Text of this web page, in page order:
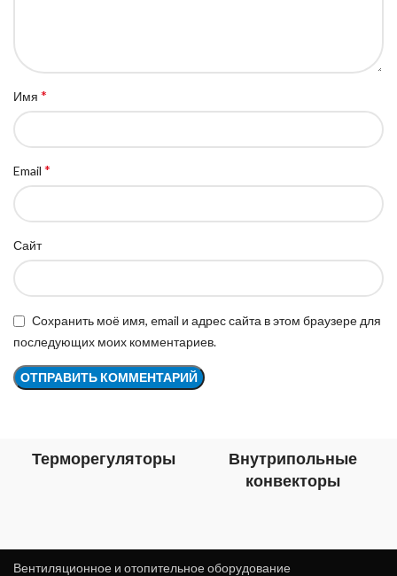
Имя *
Email *
Сайт
Сохранить моё имя, email и адрес сайта в этом браузере для
последующих моих комментариев.
Терморегуляторы
Внутрипольные
конвекторы
Вентиляционное и отопительное оборудование